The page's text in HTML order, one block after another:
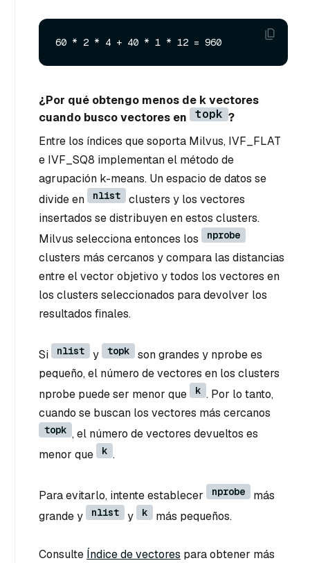
¿Por qué obtengo menos de k vectores
cuando busco vectores en
topk ?
Entre los índices que soporta Milvus, IVF_FLAT
e IVF_SQ8 implementan el método de
agrupación k-means. Un espacio de datos se
divide en
nlist
clusters y los vectores
insertados se distribuyen en estos clusters.
Milvus selecciona entonces los
nprobe
clusters más cercanos y compara las distancias
entre el vector objetivo y todos los vectores en
los clusters seleccionados para devolver los
resultados finales.
Si nlist y topk
son grandes y nprobe es
pequeño, el número de vectores en los clusters
nprobe puede ser menor que
k . Por lo tanto,
cuando se buscan los vectores más cercanos
topk , el número de vectores devueltos es
menor que
k .
Para evitarlo, intente establecer nprobe
más
grande y
nlist y k más pequeños.
Consulte Índice de vectores para obtener más